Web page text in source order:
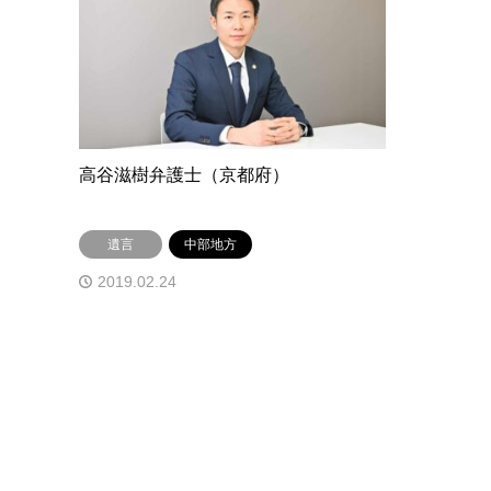
高谷滋樹弁護士（京都府）
遺言 中部地方
2019.02.24